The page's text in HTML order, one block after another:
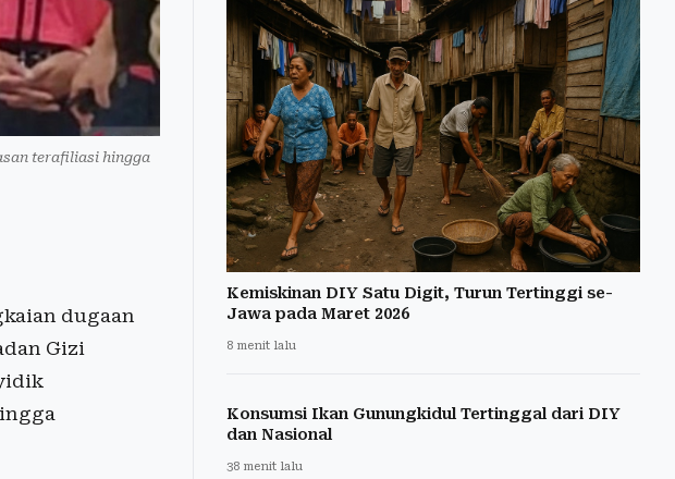
terafiliasi hingga
dugaan
Gizi
Kemiskinan DIY Satu Digit, Turun Tertinggi se-
Jawa pada Maret 2026
8 menit lalu
Konsumsi Ikan Gunungkidul Tertinggal dari DIY
dan Nasional
38 menit lalu